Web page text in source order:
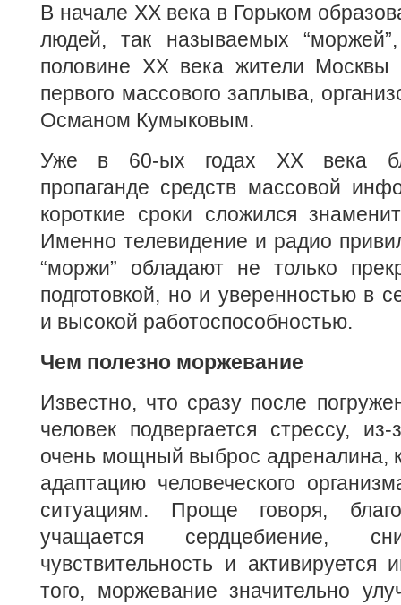
В начале ХХ века в Горьком
людей, так называемых
половине ХХ века жители Москвы
первого массового заплыва,
Османом Кумыковым.
Уже в 60-ых годах ХХ века
пропаганде средств массовой
короткие сроки сложился
Именно телевидение и радио
“моржи” обладают не только
подготовкой, но и уверенностью в
и высокой работоспособностью.
Чем полезно моржевание
Известно, что сразу после
человек подвергается стрессу,
очень мощный выброс адреналина,
адаптацию человеческого
ситуациям. Проще говоря,
учащается сердцебиение,
чувствительность и
того, моржевание значительно